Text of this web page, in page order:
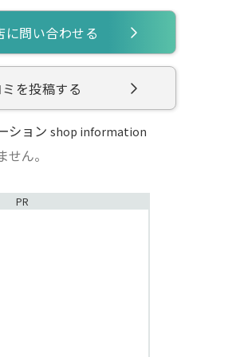
に問い合わせる
を投稿する
ションshop information
ん。
PR